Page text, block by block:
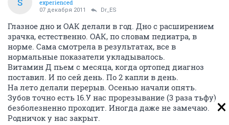
experienced
07 декабря 2011 Dr_ES
Глазное дно и ОАК делали в год. Дно с расширением
зрачка, естественно. ОАК, по словам педиатра, в
норме. Сама смотрела в результатах, все в
нормальные показатели укладывалось.
Витамин Д пьем с месяца, когда ортопед диагноз
поставил. И по сей день. По 2 капли в день.
На лето делали перерыв. Осенью начали опять.
Зубов точно есть 16.У нас прорезывание (3 раза тьфу)
безболезненно проходит. Иногда даже не замечаю.
Родничок у нас закрыт.